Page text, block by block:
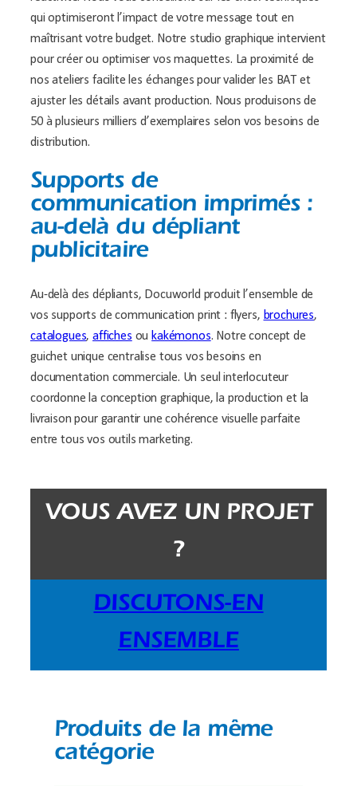
qui optimiseront l’impact de votre message tout en
maîtrisant votre budget. Notre studio graphique intervient
pour créer ou optimiser vos maquettes. La proximité de
nos ateliers facilite les échanges pour valider les BAT et
ajuster les détails avant production. Nous produisons de
50 à plusieurs milliers d’exemplaires selon vos besoins de
distribution.
Supports de
communication imprimés :
au-delà du dépliant
publicitaire
Au-delà des dépliants, Docuworld produit l’ensemble de
vos supports de communication print : flyers, brochures,
catalogues,affiches ou kakémonos. Notre concept de
guichet unique centralise tous vos besoins en
documentation commerciale. Un seul interlocuteur
coordonne la conception graphique, la production et la
livraison pour garantir une cohérence visuelle parfaite
entre tous vos outils marketing.
VOUS AVEZ UN PROJET
?
DISCUTONS-EN
ENSEMBLE
Produits de la même
catégorie